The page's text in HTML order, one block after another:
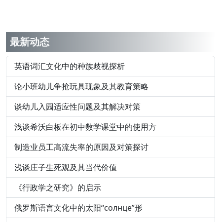
最新动态
英语词汇文化中的种族歧视探析
论小班幼儿争抢玩具现象及其教育策略
谈幼儿入园适应性问题及其解决对策
浅谈希沃白板在初中数学课堂中的使用方
制造业员工高流失率的原因及对策探讨
浅谈庄子生死观及其当代价值
《行政学之研究》的启示
俄罗斯语言文化中的太阳“солнце”形